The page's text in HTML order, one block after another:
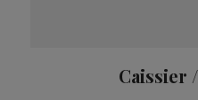
Caissier